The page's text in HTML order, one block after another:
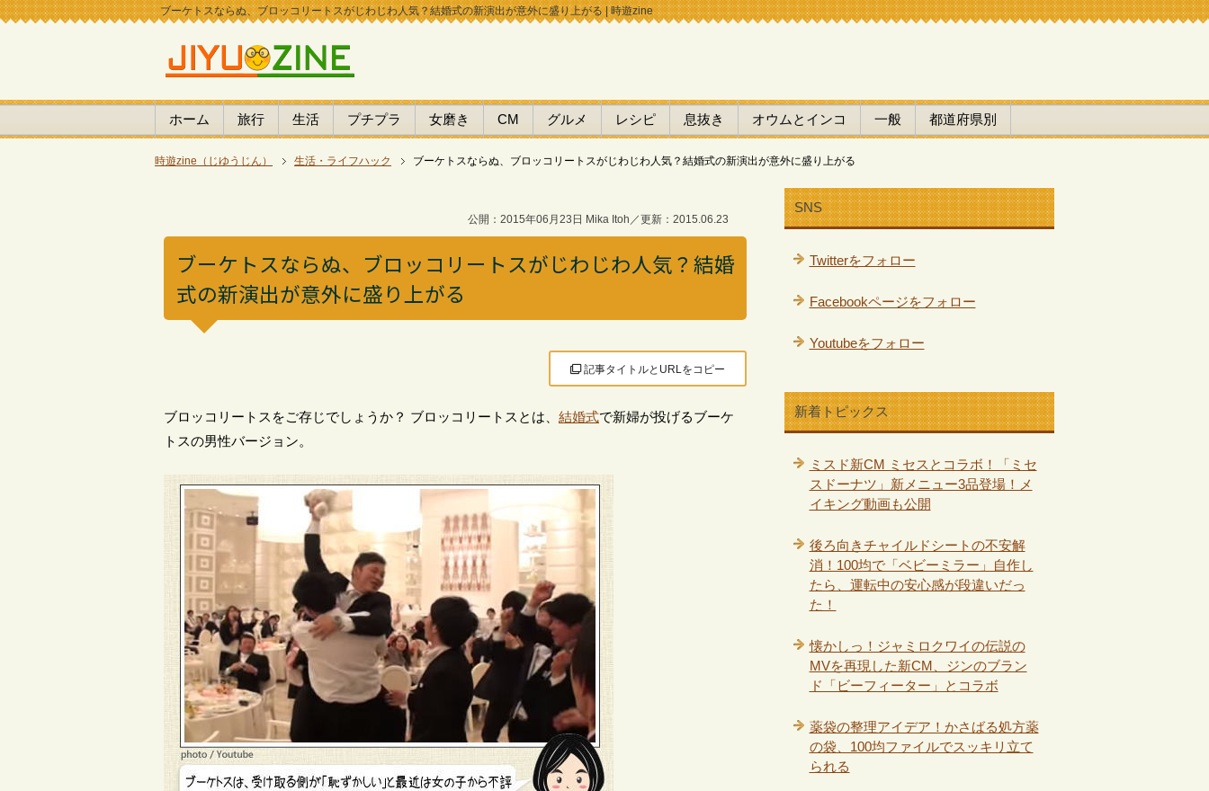
ブーケトスならぬ、ブロッコリートスがじわじわ人気？結婚式の新演出が意外に盛り上がる | 時遊zine
ホーム 旅行 生活 プチプラ 女磨き CM グルメ レシピ 息抜き オウムとインコ 一般 都道府県別
時遊zine（じゆうじん） 生活・ライフハック ブーケトスならぬ、ブロッコリートスがじわじわ人気？結婚式の新演出が意外に盛り上がる
公開：2015年06月23日 Mika Itoh／更新：2015.06.23
ブーケトスならぬ、ブロッコリートスがじわじわ人気？結婚
式の新演出が意外に盛り上がる
記事タイトルとURLをコピー
ブロッコリートスをご存じでしょうか？ ブロッコリートスとは、 結婚式で新婦が投げるブーケ
トスの男性バージョン。
SNS
Twitterをフォロー
Facebookページをフォロー
Youtubeをフォロー
新着トピックス
ミスド新CM ミセスとコラボ！「ミセ
スドーナツ」新メニュー3品登場！メ
イキング動画も公開
後ろ向きチャイルドシートの不安解
消！100均で「ベビーミラー」自作し
たら、運転中の安心感が段違いだっ
た！
懐かしっ！ジャミロクワイの伝説の
MVを再現した新CM、ジンのブラン
ド「ビーフィーター」とコラボ
薬袋の整理アイデア！かさばる処方薬
の袋、100均ファイルでスッキリ立て
られる